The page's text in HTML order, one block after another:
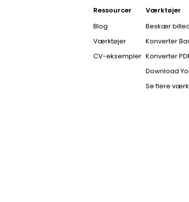
Ressourcer
Blog
Værktøjer
CV-eksempler
Værktøjer
Beskær
Konverter
Konverter
Download
Se flere